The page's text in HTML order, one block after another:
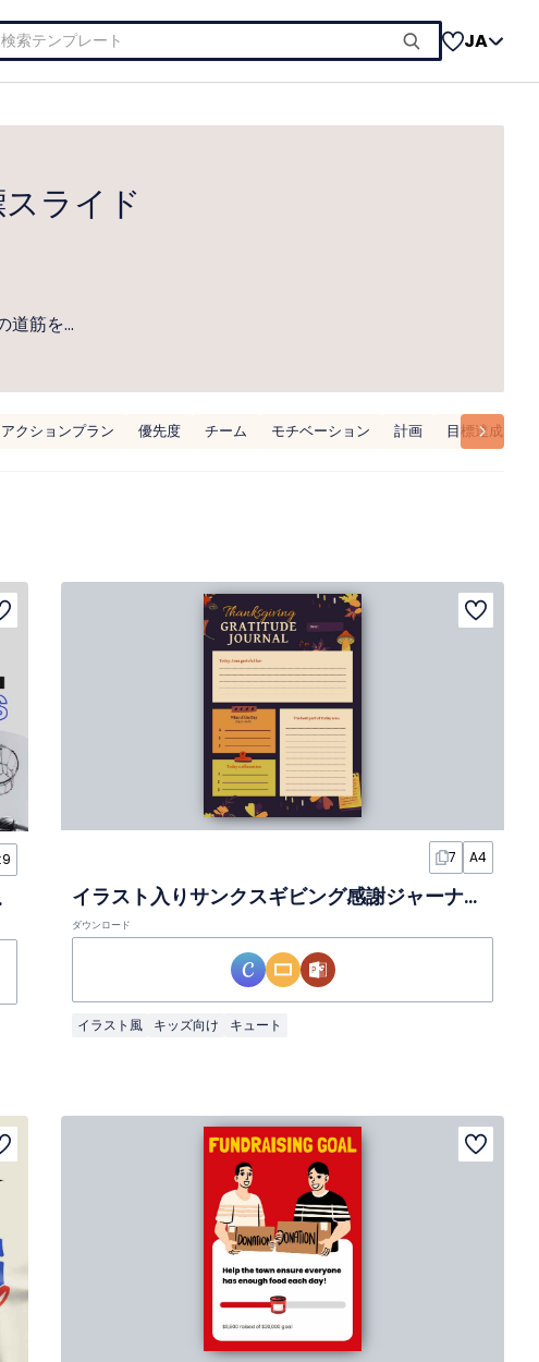
JA
ライド
道筋を…
アクションプラン 優先度 チーム モチベーション 計画 目標達成
イド
7 A4
イラスト入りサンクスギビング感謝ジャーナルスライド
ダウンロード
イラスト風 キッズ向け キュート